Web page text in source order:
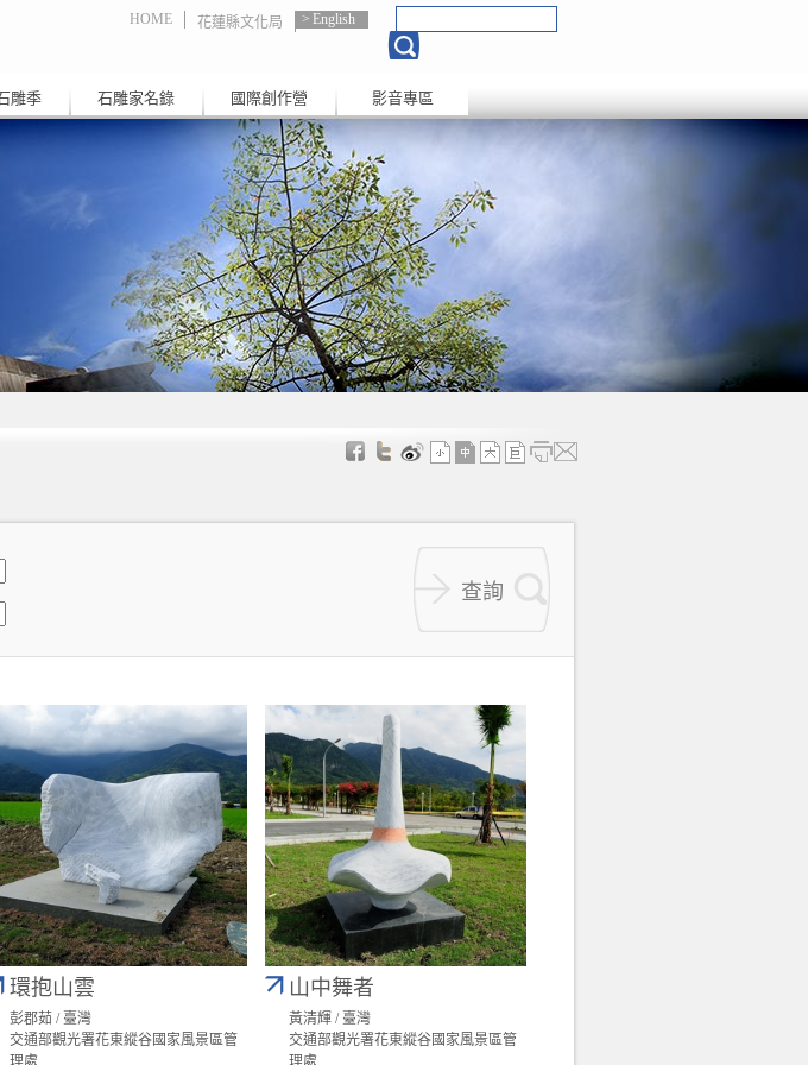
HOME 花蓮縣文化局 English
雕季 石雕家名錄 國際創作營 影音專區
環抱山雲
彭郡茹 / 臺灣
交通部觀光署花東縱谷國家風景區管
理處
山中舞者
黃清輝 / 臺灣
交通部觀光署花東縱谷國家風景區管
理處